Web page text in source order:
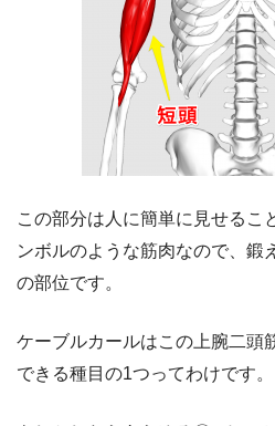
この部分は人に簡単に見せるこ
ンボルのような筋肉なので、鍛
の部位です。
ケーブルカールはこの上腕二頭
できる種目の1つってわけです。